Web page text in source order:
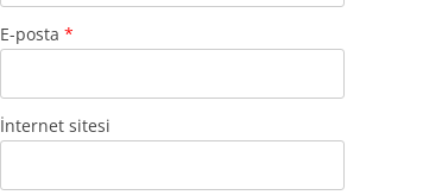
E-posta *
İnternet sitesi